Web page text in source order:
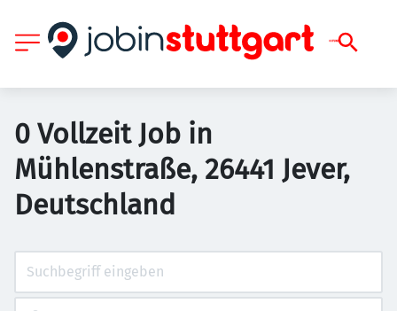
0 Vollzeit Job in
Mühlenstraße, 26441 Jever,
Deutschland